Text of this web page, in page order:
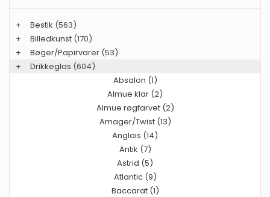
+ Bestik (563)
+
Billedkunst (170)
+
Bøger/Papirvarer (53)
+
Drikkeglas (604)
Absalon (1)
Almue klar (2)
Almue røgfarvet (2)
Amager/Twist (13)
Anglais (14)
Antik (7)
Astrid (5)
Atlantic (9)
Baccarat (1)